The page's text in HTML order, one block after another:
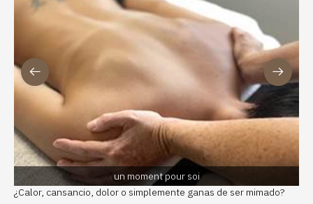
un moment pour soi
¿Calor, cansancio, dolor o simplemente ganas de ser mimado?